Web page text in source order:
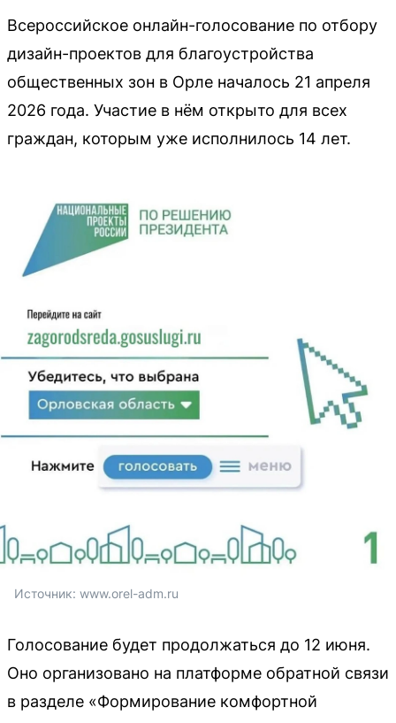
Всероссийское онлайн-голосование по отбору
дизайн-проектов для благоустройства
общественных зон в Орле началось 21 апреля
2026 года. Участие в нём открыто для всех
граждан, которым уже исполнилось 14 лет.
Источник: www.orel-adm.ru
Голосование будет продолжаться до 12 июня.
Оно организовано на платформе обратной связи
в разделе «Формирование комфортной